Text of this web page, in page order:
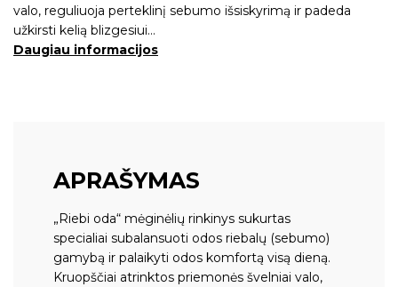
valo, reguliuoja perteklinį sebumo išsiskyrimą ir padeda
užkirsti kelią blizgesiui…
Daugiau informacijos
APRAŠYMAS
„Riebi oda“ mėginėlių rinkinys sukurtas
specialiai subalansuoti odos riebalų (sebumo)
gamybą ir palaikyti odos komfortą visą dieną.
Kruopščiai atrinktos priemonės švelniai valo,